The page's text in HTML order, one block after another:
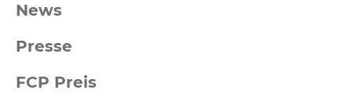
Footernavigation
News
Presse
FCP Preis